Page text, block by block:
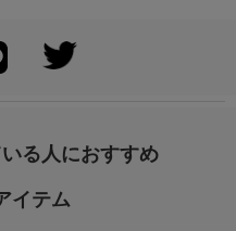
る人におすすめ
イテム